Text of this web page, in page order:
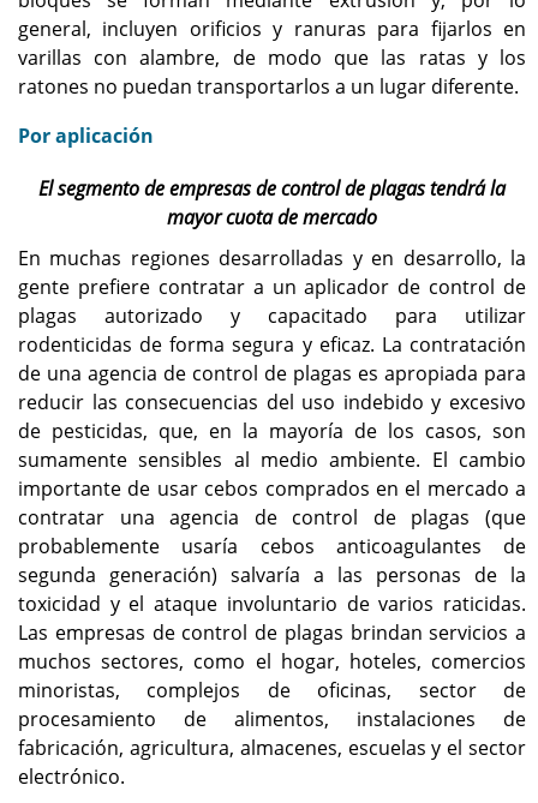
general, incluyen orificios y ranuras para fijarlos en
varillas con alambre, de modo que las ratas y los
ratones no puedan transportarlos a un lugar diferente.
Por aplicación
El segmento de empresas de control de plagas tendrá la
mayor cuota de mercado
En muchas regiones desarrolladas y en desarrollo, la
gente prefiere contratar a un aplicador de control de
plagas autorizado y capacitado para utilizar
rodenticidas de forma segura y eficaz. La contratación
de una agencia de control de plagas es apropiada para
reducir las consecuencias del uso indebido y excesivo
de pesticidas, que, en la mayoría de los casos, son
sumamente sensibles al medio ambiente. El cambio
importante de usar cebos comprados en el mercado a
contratar una agencia de control de plagas (que
probablemente usaría cebos anticoagulantes de
segunda generación) salvaría a las personas de la
toxicidad y el ataque involuntario de varios raticidas.
Las empresas de control de plagas brindan servicios a
muchos sectores, como el hogar, hoteles, comercios
minoristas, complejos de oficinas, sector de
procesamiento de alimentos, instalaciones de
fabricación, agricultura, almacenes, escuelas y el sector
electrónico.